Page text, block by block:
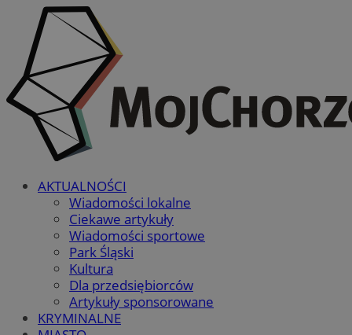
AKTUALNOŚCI
Wiadomości lokalne
Ciekawe artykuły
Wiadomości sportowe
Park Śląski
Kultura
Dla przedsiębiorców
Artykuły sponsorowane
KRYMINALNE